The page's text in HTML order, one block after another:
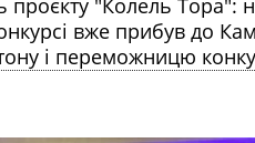
проєкту "Колель Тора":
вже прибув до
і переможницю